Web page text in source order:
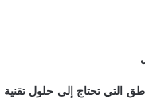
التي تحتاج إلى حلول تقنية